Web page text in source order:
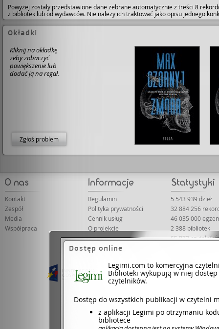
Powyżej zostały przedstawione dane zebrane automatycznie z treści 8
z bibliotek lub od wydawców. Nie należy ich traktować jako opisu jednego
Okładki
Kliknij na okładkę
żeby zobaczyć
powiększenie lub
dodać ją na regał.
Zgłoś problem
Kontakt
Zespół
Media
Współpraca
Regulamin
Polityka prywatności
Cennik usług
O projekcie
5 543 939 dzieł
32 884 256
46 035 000
2 388 bibliotek
65 973
Projekt współfinansowany ze środków Unii
Dotacje na
Dostęp online
Legimi.com to komercyjna
Biblioteki wykupują w niej
czytelników.
Dostęp do wszystkich publikacji w czytelni
z aplikacji Legimi po otrzymaniu
bibliotece